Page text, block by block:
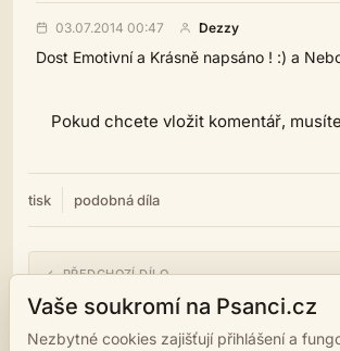
03.07.2014 00:47 Dezzy
Dost Emotivní a Krásně napsáno ! :) a
Pokud chcete vložit komentář,
tisk podobná díla
← PŘEDCHOZÍ DÍLO
Uspěchaná interupce
Vaše soukromí na Psanci.cz
Nezbytné cookies zajišťují přihlášení a